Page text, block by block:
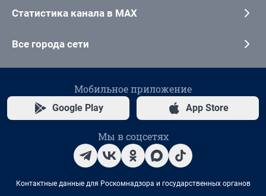
Статистика канала в MAX
Все города сети
Мобильное приложение
Google Play App Store
Мы в соцсетях
Контактные данные для Роскомнадзора и государственных органов